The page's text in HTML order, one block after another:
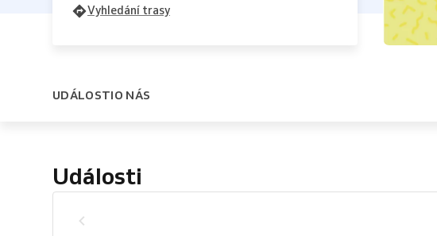
Vyhledání trasy
UDÁLOSTIO NÁS
Události